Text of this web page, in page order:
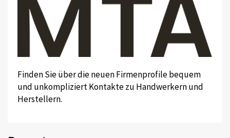
Finden Sie über die neuen Firmenprofile bequem
und unkompliziert Kontakte zu Handwerkern und
Herstellern.